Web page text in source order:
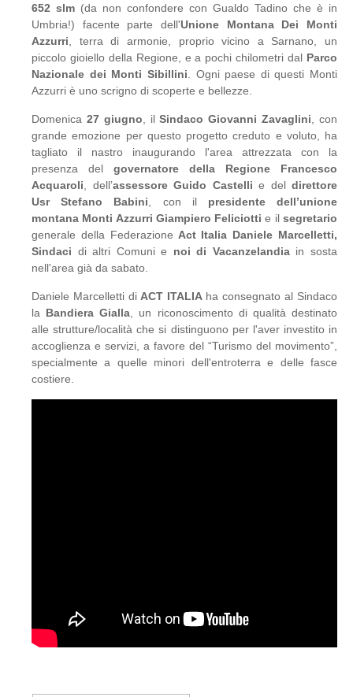
652 slm (da non confondere con Gualdo Tadino che è in
Umbria!) facente parte dell'Unione Montana Dei Monti
Azzurri , terra di armonie, proprio vicino a Sarnano, un
piccolo gioiello della Regione, e a pochi chilometri dal Parco
Nazionale dei Monti Sibillini . Ogni paese di questi Monti
Azzurri è uno scrigno di scoperte e bellezze.
Domenica 27 giugno , ilSindaco Giovanni Zavaglini , con
grande emozione per questo progetto creduto e voluto, ha
tagliato il nastro inaugurando l'area attrezzata con la
presenza del governatore della Regione Francesco
Acquaroli , dell’assessore Guido Castelli e del direttore
Usr Stefano Babini , con il presidente dell’unione
montana Monti Azzurri Giampiero Feliciotti e ilsegretario
generale della Federazione Act Italia Daniele Marcelletti,
Sindaci di altri Comuni e noi di Vacanzelandiain sosta
nell'area già da sabato.
Daniele Marcelletti diACT ITALIAha consegnato al Sindaco
la Bandiera Gialla , un riconoscimento di qualità destinato
alle strutture/località che si distinguono per l'aver investito in
accoglienza e servizi, a favore del “Turismo del movimento”,
specialmente a quelle minori dell'entroterra e delle fasce
costiere.